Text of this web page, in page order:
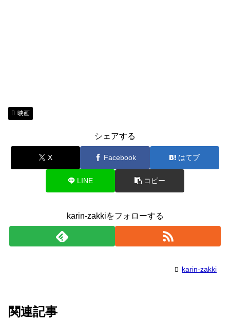
映画
シェアする
X Facebook はてブ
LINE コピー
karin-zakkiをフォローする
karin-zakki
関連記事